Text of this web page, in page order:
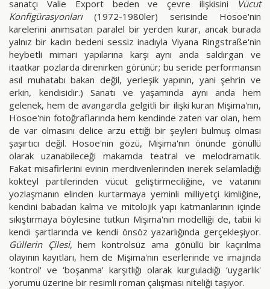
sanatçı Valie Export beden ve çevre ilişkisini Vücut
Konfigürasyonları(1972-1980ler) serisinde Hosoe'nin
karelerini anımsatan paralel bir yerden kurar, ancak burada
yalnız bir kadın bedeni sessiz inadıyla Viyana Ringstraße'nin
heybetli mimari yapılarına karşı aynı anda saldırgan ve
itaatkar pozlarda direnirken görünür; bu seride performansın
asıl muhatabı bakan değil, yerleşik yapının, yani şehrin ve
erkin, kendisidir.) Sanatı ve yaşamında aynı anda hem
gelenek, hem de avangardla gelgitli bir ilişki kuran Mişima'nın,
Hosoe'nin fotoğraflarında hem kendinde zaten var olan, hem
de var olmasını delice arzu ettiği bir şeyleri bulmuş olması
şaşırtıcı değil. Hosoe'nin gözü, Mişima'nın önünde gönüllü
olarak uzanabileceği makamda teatral ve melodramatik.
Fakat misafirlerini evinin merdivenlerinden inerek selamladığı
kokteyl partilerinden vücut geliştirmeciliğine, ve vatanını
yozlaşmanın elinden kurtarmaya yeminli milliyetçi kimliğine,
kendini babadan kalma ve mitolojik yapı katmanlarının içinde
sıkıştırmaya böylesine tutkun Mişima'nın modelliği de, tabii ki
kendi şartlarında ve kendi önsöz yazarlığında gerçekleşiyor.
Güllerin Çilesi, hem kontrolsüz ama gönüllü bir kaçırılma
olayının kayıtları, hem de Mişima'nın eserlerinde ve imajında
‘kontrol' ve ‘boşanma' karşıtlığı olarak kurguladığı ‘uygarlık'
yorumu üzerine bir resimli roman çalışması niteliği taşıyor.